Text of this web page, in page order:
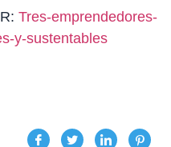
Tres-emprendedores-
y-sustentables